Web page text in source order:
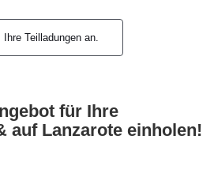
Teilladungen an.
für Ihre
auf Lanzarote einholen!